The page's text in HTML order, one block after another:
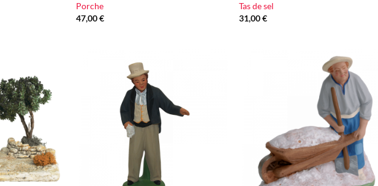
Porche
47,00€
Tas de sel
31,00€
Ajouter
à la liste
d'envie
Ajouter
à la liste
d'envie